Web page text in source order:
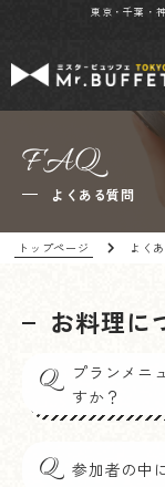
東京・千葉・
FAQ
よくある質問
トップページ よく
お料理に
Q
プランメニ
すか？
Q 参加者の中